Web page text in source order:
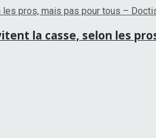
la casse, selon les